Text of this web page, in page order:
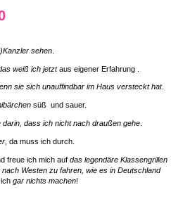
sehen
weiß ich jetztaus eigener Erfahrung .
sie sich unauffindbar im Haus versteckt hat.
süß und sauer.
darin, dass ich nicht nach draußen gehe
, da muss ich durch.
freue ich mich auf das legendäre Klassengrillen
Westen zu fahren, wie es in Deutschland
gar nichts machen!